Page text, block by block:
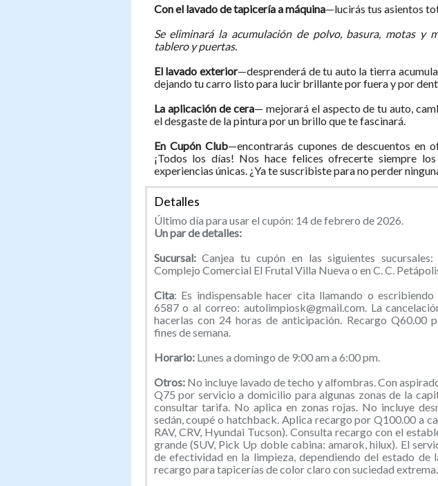
Con el lavado de tapicería a máquina—lucirás tus asientos
Se eliminará la acumulación de polvo, basura, motas y
tablero y puertas.
El lavado exterior—desprenderá de tu auto la tierra
dejando tu carro listo para lucir brillante por fuera y por
La aplicación de cera— mejorará el aspecto de tu auto,
el desgaste de la pintura por un brillo que te fascinará.
En Cupón Club—encontrarás cupones de descuentos en
¡Todos los días! Nos hace felices ofrecerte siempre
experiencias únicas. ¿Ya te suscribiste para no perder
Detalles
Último día para usar el cupón: 14 de febrero de 2026.
Un par de detalles:
Sucursal:Canjea tu cupón en las siguientes
Complejo Comercial El Frutal Villa Nueva o en C. C.
Cita: Es indispensable hacer cita llamando o
6587 o al correo: autolimpiosk@gmail.com. La
hacerlas con 24 horas de anticipación. Recargo Q60.00
fines de semana.
Horario: Lunes a domingo de 9:00 am a 6:00 pm.
Otros: No incluye lavado de techo y alfombras. Con
Q75 por servicio a domicilio para algunas zonas de la
consultar tarifa. No aplica en zonas rojas. No incluye
sedán, coupé o hatchback. Aplica recargo por Q100.00 a
RAV, CRV, Hyundai Tucson). Consulta recargo con el
grande (SUV, Pick Up doble cabina: amarok, hilux). El
de efectividad en la limpieza, dependiendo del estado de
recargo para tapicerías de color claro con suciedad extrema.